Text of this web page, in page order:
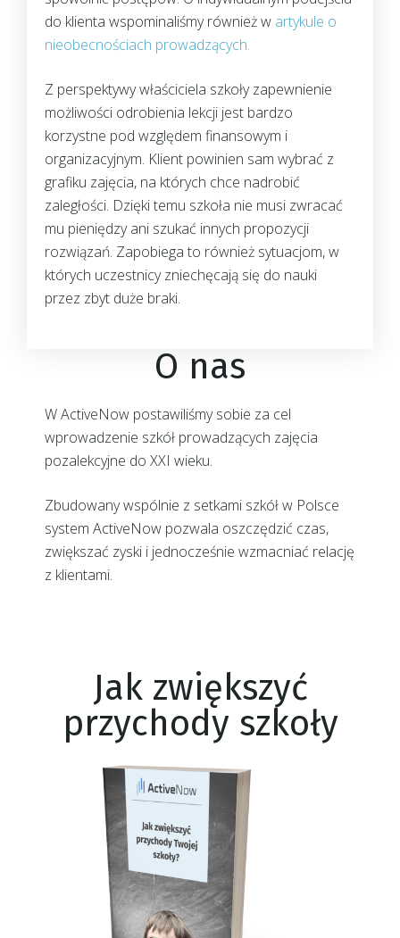
do klienta wspominaliśmy również w artykule o
nieobecnościach prowadzących.
Z perspektywy właściciela szkoły zapewnienie
możliwości odrobienia lekcji jest bardzo
korzystne pod względem finansowym i
organizacyjnym. Klient powinien sam wybrać z
grafiku zajęcia, na których chce nadrobić
zaległości. Dzięki temu szkoła nie musi zwracać
mu pieniędzy ani szukać innych propozycji
rozwiązań. Zapobiega to również sytuacjom, w
których uczestnicy zniechęcają się do nauki
przez zbyt duże braki.
O nas
W ActiveNow postawiliśmy sobie za cel
wprowadzenie szkół prowadzących zajęcia
pozalekcyjne do XXI wieku.
Zbudowany wspólnie z setkami szkół w Polsce
system ActiveNow pozwala oszczędzić czas,
zwiększać zyski i jednocześnie wzmacniać relację
z klientami.
Jak zwiększyć
przychody szkoły